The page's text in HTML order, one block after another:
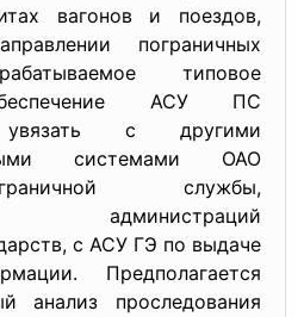
вагонов и поездов,
пограничных
типовое
АСУ ПС
увязать с другими
системами ОАО
службы,
администраций
с АСУ ГЭ по выдаче
Предполагается
анализ проследования